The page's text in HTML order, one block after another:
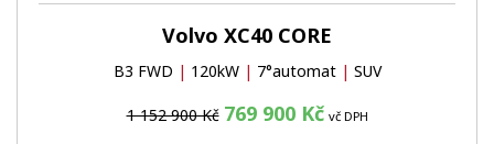
Volvo XC40 CORE
B3 FWD | 120kW | 7°automat | SUV
1 152 900 Kč 769 900 Kč vč DPH